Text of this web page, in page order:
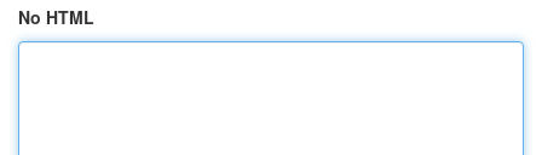
No HTML